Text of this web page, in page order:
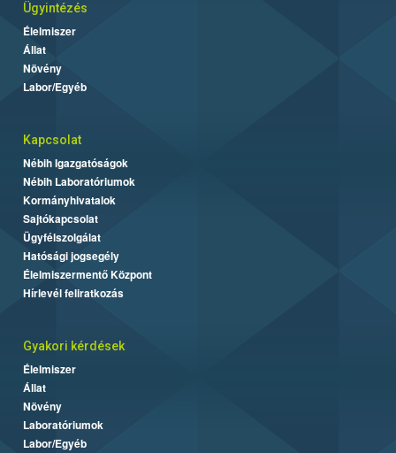
Ügyintézés
Élelmiszer
Állat
Növény
Labor/Egyéb
Kapcsolat
Nébih Igazgatóságok
Nébih Laboratóriumok
Kormányhivatalok
Sajtókapcsolat
Ügyfélszolgálat
Hatósági jogsegély
Élelmiszermentő Központ
Hírlevél feliratkozás
Gyakori kérdések
Élelmiszer
Állat
Növény
Laboratóriumok
Labor/Egyéb